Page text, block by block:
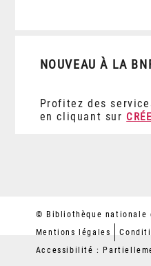
NOUVEAU À LA
Profitez des
en cliquant sur
© Bibliothèque nationale
Mentions légales
Accessibilité :